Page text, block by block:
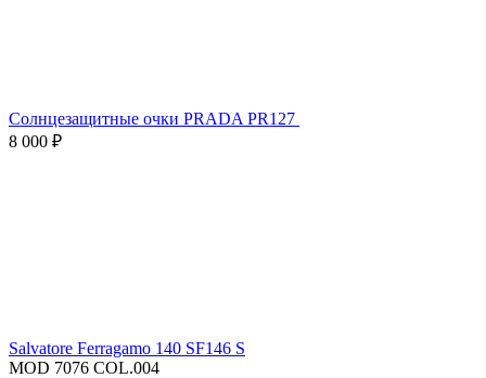
Солнцезащитные очки PRADA PR127
8 000 ₽
Salvatore Ferragamo 140 SF146 S
MOD 7076 COL.004